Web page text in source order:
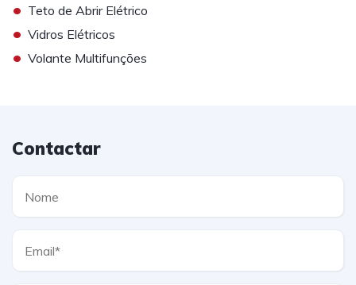
• Teto de Abrir Elétrico
• Vidros Elétricos
• Volante Multifunções
Contactar